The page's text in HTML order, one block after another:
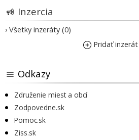
Inzercia
› Všetky inzeráty (0)
Pridať inzerát
Odkazy
Združenie miest a obcí
Zodpovedne.sk
Pomoc.sk
Ziss.sk